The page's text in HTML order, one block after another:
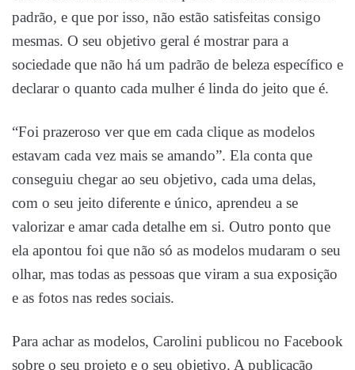
padrão, e que por isso, não estão satisfeitas consigo
mesmas. O seu objetivo geral é mostrar para a
sociedade que não há um padrão de beleza específico e
declarar o quanto cada mulher é linda do jeito que é.
“Foi prazeroso ver que em cada clique as modelos
estavam cada vez mais se amando”. Ela conta que
conseguiu chegar ao seu objetivo, cada uma delas,
com o seu jeito diferente e único, aprendeu a se
valorizar e amar cada detalhe em si. Outro ponto que
ela apontou foi que não só as modelos mudaram o seu
olhar, mas todas as pessoas que viram a sua exposição
e as fotos nas redes sociais.
Para achar as modelos, Carolini publicou no Facebook
sobre o seu projeto e o seu objetivo. A publicação